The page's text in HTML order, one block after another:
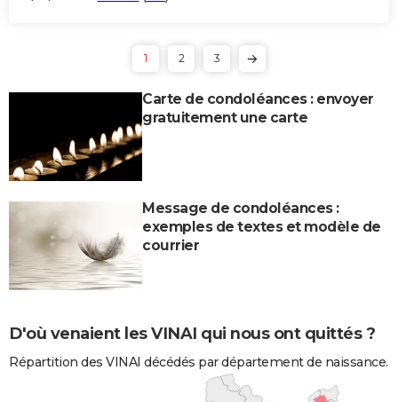
1 2 3
Carte de condoléances : envoyer
gratuitement une carte
Message de condoléances :
exemples de textes et modèle de
courrier
D'où venaient les VINAI qui nous ont quittés ?
Répartition des VINAI décédés par département de naissance.